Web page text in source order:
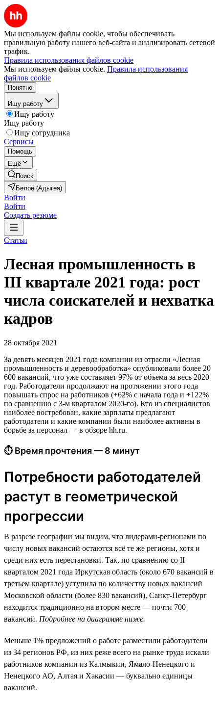
Мы используем файлы cookie, чтобы обеспечивать
правильную работу нашего веб-сайта и анализировать сетевой
трафик.
Правила использования файлов cookie
Мы используем файлы cookie. Правила использования
файлов cookie
Понятно
Ищу работу
Ищу работу
Ищу работу
Ищу сотрудника
Сервисы
Помощь
Ещё
Поиск
Белое (Адыгея)
Войти
Войти
Создать резюме
Статьи
Лесная промышленность в
III квартале 2021 года: рост
числа соискателей и нехватка
кадров
28 октября 2021
За девять месяцев 2021 года компании из отрасли «Лесная
промышленность и деревообработка» опубликовали более 20
600 вакансий, что уже составляет 97% от объема за весь 2020
год. Работодатели продолжают на протяжении этого года
повышать спрос на работников (+62% с начала года и +122%
по сравнению с 3-м кварталом 2020-го). Кто из специалистов
наиболее востребован, какие зарплаты предлагают
работодатели и какие компании были наиболее активны в
борьбе за персонал — в обзоре hh.ru.
⏱ Время прочтения — 8 минут
Потребности работодателей
растут в геометрической
прогрессии
В разрезе географии мы видим, что лидерами-регионами по
числу новых вакансий остаются всё те же регионы, хотя и
среди них есть перестановки. Так, по сравнению со II
кварталом 2021 года Иркутская область (около 670 вакансий в
третьем квартале) уступила по количеству новых вакансий
Московской области (более 830 вакансий), Санкт-Петербург
находится традиционно на втором месте — почти 700
вакансий. Подробнее на диаграмме ниже.
Меньше 1% предложений о работе разместили работодатели
из 34 регионов РФ, из них реже всего на рынке труда искали
работников компании из Калмыкии, Ямало-Ненецкого и
Ненецкого АО, Алтая и Хакасии — буквально единицы
вакансий.